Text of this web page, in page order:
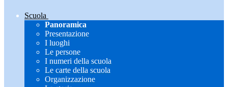
Scuola
Panoramica
Presentazione
I luoghi
Le persone
I numeri della scuola
Le carte della scuola
Organizzazione